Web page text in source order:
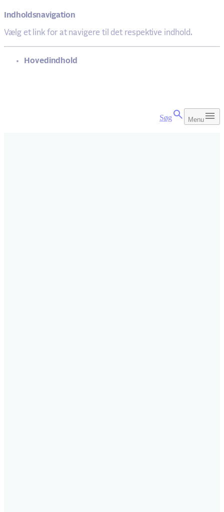
Indholdsnavigation
Vælg et link for at navigere til det respektive indhold.
gå til
Hovedindhold
Søg Menu